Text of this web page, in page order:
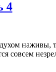
4
духом
совсем